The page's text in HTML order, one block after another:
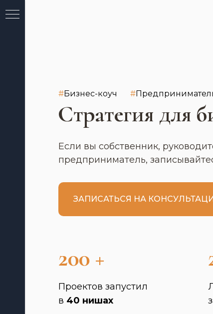
Стратегия для
Если вы собственник,
предприниматель,
ЗАПИСАТЬСЯ НА
200 +
Проектов запустил
в 40 нишах
#Бизнес-коуч #